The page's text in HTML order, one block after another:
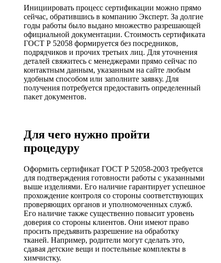
Инициировать процесс сертификации можно прямо
сейчас, обратившись в компанию Эксперт. За долгие
годы работы было выдано множество разрешающей
официальной документации. Стоимость сертификата
ГОСТ Р 52058 формируется без посредников,
подрядчиков и прочих третьих лиц. Для уточнения
деталей свяжитесь с менеджерами прямо сейчас по
контактным данным, указанным на сайте любым
удобным способом или заполните заявку. Для
получения потребуется предоставить определенный
пакет документов.
Для чего нужно пройти
процедуру
Оформить сертификат ГОСТ Р 52058-2003 требуется
для подтверждения готовности работы с указанными
выше изделиями. Его наличие гарантирует успешное
прохождение контроля со стороны соответствующих
проверяющих органов и уполномоченных служб.
Его наличие также существенно повысит уровень
доверия со стороны клиентов. Они имеют право
просить предъявить разрешение на обработку
тканей. Например, родители могут сделать это,
сдавая детские вещи и постельные комплекты в
химчистку.